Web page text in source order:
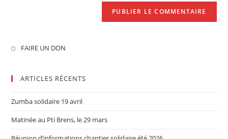
FAIRE UN DON
ARTICLES RÉCENTS
Zumba solidaire 19 avril
Matinée au Pti Brens, le 29 mars